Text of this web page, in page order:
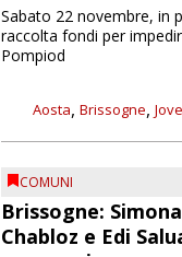
Aosta, Brissogne,
Sabato 22 novembre, in
raccolta fondi per
Pompiod
COMUNI
Brissogne:
Chabloz e Edi